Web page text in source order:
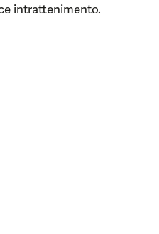
intrattenimento.